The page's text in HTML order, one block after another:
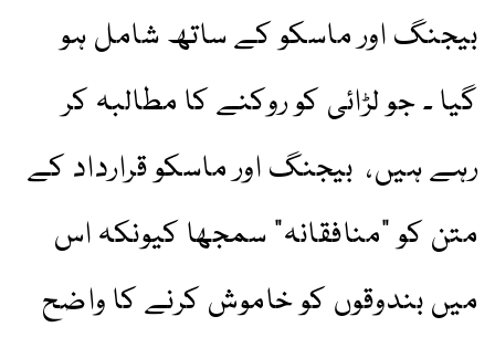
بیجنگ اور ماسکو کے ساتھ شامل ہو
گیا ۔ جو لڑائی کو روکنے کا مطالبہ کر
رہے ہیں، بیجنگ اور ماسکو قرارداد کے
متن کو "منافقانہ” سمجھا کیونکہ اس
میں بندوقوں کو خاموش کرنے کا واضح